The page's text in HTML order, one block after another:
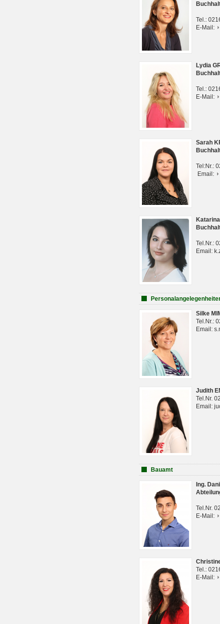
Tel.:
E-Mail:
Lydia
Tel.:
E-Mail:
Sarah
Tel:Nr.:
Email:
Tel.Nr.:
Email:
Silke
Tel.Nr.:
Email:
Judith
Tel.Nr.
Email:
Bauamt
Ing.
Tel.Nr.
E-Mail:
Tel.:
E-Mail: